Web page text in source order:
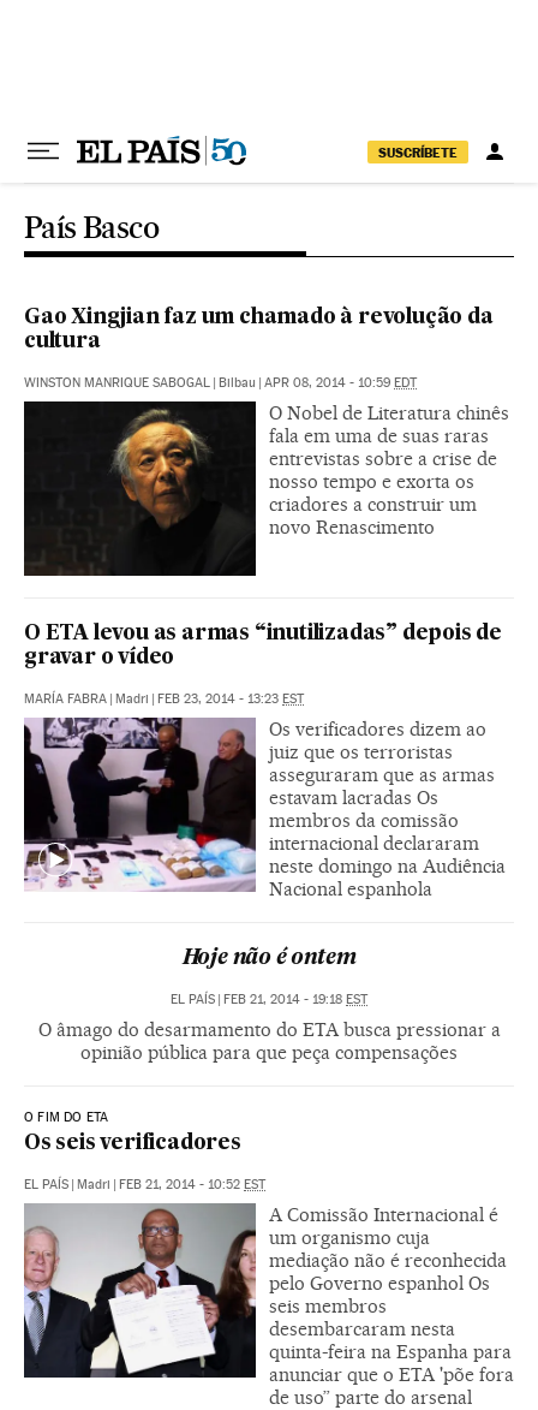
SUSCRÍBETE
País Basco
Gao Xingjian faz um chamado à revolução da
cultura
WINSTON MANRIQUE SABOGAL | Bilbau | APR 08, 2014 - 10:59 EDT
O Nobel de Literatura chinês
fala em uma de suas raras
entrevistas sobre a crise de
nosso tempo e exorta os
criadores a construir um
novo Renascimento
O ETA levou as armas “inutilizadas” depois de
gravar o vídeo
MARÍA FABRA | Madri | FEB 23, 2014 - 13:23 EST
Os verificadores dizem ao
juiz que os terroristas
asseguraram que as armas
estavam lacradas Os
membros da comissão
internacional declararam
neste domingo na Audiência
Nacional espanhola
Hoje não é ontem
EL PAÍS | FEB 21, 2014 - 19:18 EST
O âmago do desarmamento do ETA busca pressionar a
opinião pública para que peça compensações
O FIM DO ETA
Os seis verificadores
EL PAÍS | Madri | FEB 21, 2014 - 10:52 EST
A Comissão Internacional é
um organismo cuja
mediação não é reconhecida
pelo Governo espanhol Os
seis membros
desembarcaram nesta
quinta-feira na Espanha para
anunciar que o ETA 'põe fora
de uso” parte do arsenal